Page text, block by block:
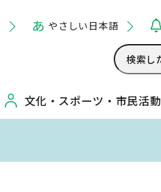
やさしい日本語
文化・ スポーツ・ 市民活動